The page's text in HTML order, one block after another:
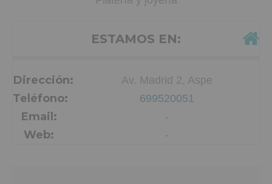
ESTAMOS EN:
Dirección: Av. Madrid 2, Aspe
Teléfono: 699520051
Email: -
Web: -